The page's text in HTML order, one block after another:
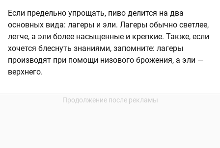
Если предельно упрощать, пиво делится на два
основных вида: лагеры и эли. Лагеры обычно светлее,
легче, а эли более насыщенные и крепкие. Также, если
хочется блеснуть знаниями, запомните: лагеры
производят при помощи низового брожения, а эли —
верхнего.